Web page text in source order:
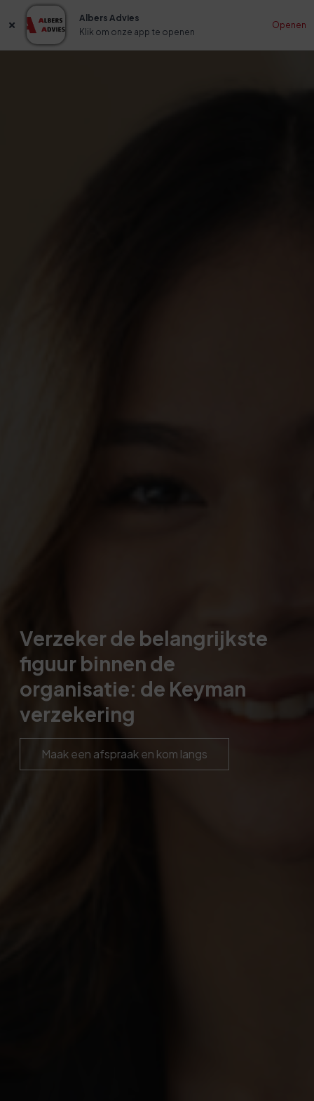
Albers Advies
Klik om onze app te openen
Openen
Verzeker de belangrijkste
figuur binnen de
organisatie: de Keyman
verzekering
Maak een afspraak en kom langs